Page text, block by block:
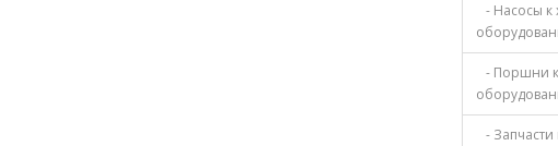
- Насосы к
- Поршни
-